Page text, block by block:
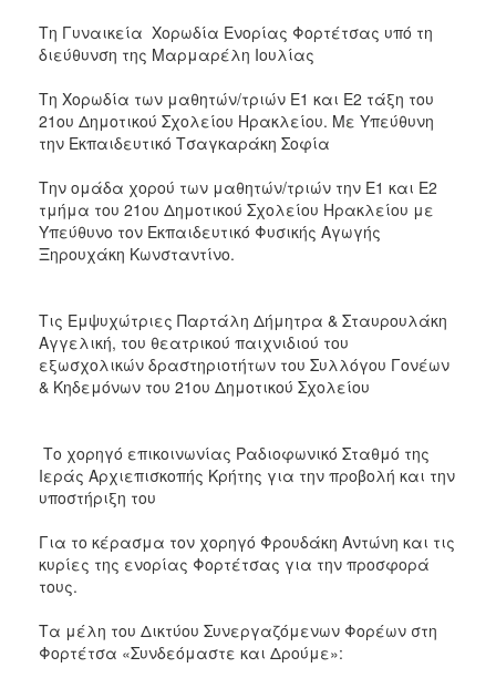
Τη Γυναικεία Χορωδία Ενορίας Φορτέτσας υπό τη
διεύθυνση της Μαρμαρέλη Ιουλίας
Τη Χορωδία των μαθητών/τριών Ε1 και Ε2 τάξη του
21ου Δημοτικού Σχολείου Ηρακλείου. Με Υπεύθυνη
την Εκπαιδευτικό Τσαγκαράκη Σοφία
Την ομάδα χορού των μαθητών/τριών την Ε1 και Ε2
τμήμα του 21ου Δημοτικού Σχολείου Ηρακλείου με
Υπεύθυνο τον Εκπαιδευτικό Φυσικής Αγωγής
Ξηρουχάκη Κωνσταντίνο.
Τις Εμψυχώτριες Παρτάλη Δήμητρα & Σταυρουλάκη
Αγγελική, του θεατρικού παιχνιδιού του
εξωσχολικών δραστηριοτήτων του Συλλόγου Γονέων
& Κηδεμόνων του 21ου Δημοτικού Σχολείου
Το χορηγό επικοινωνίας Ραδιοφωνικό Σταθμό της
Ιεράς Αρχιεπισκοπής Κρήτης για την προβολή και την
υποστήριξη του
Για το κέρασμα τον χορηγό Φρουδάκη Αντώνη και τις
κυρίες της ενορίας Φορτέτσας για την προσφορά
τους.
Τα μέλη του Δικτύου Συνεργαζόμενων Φορέων στη
Φορτέτσα «Συνδεόμαστε και Δρούμε»: